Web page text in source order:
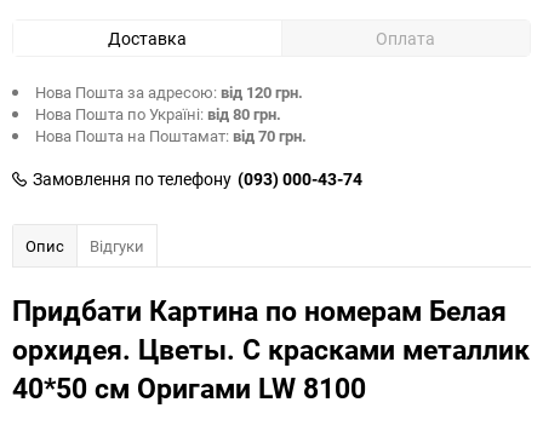
Доставка Оплата
Нова Пошта за адресою:від 120 грн.
Нова Пошта по Україні:від 80 грн.
Нова Пошта на Поштамат:від 70 грн.
Замовлення по телефону (093) 000-43-74
Опис Відгуки
Придбати Картина по номерам Белая
орхидея. Цветы. С красками металлик
40*50 см Оригами LW 8100